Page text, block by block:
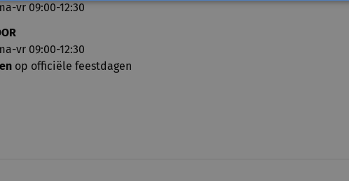
vr 09:00-12:30
vr 09:00-12:30
op officiële feestdagen